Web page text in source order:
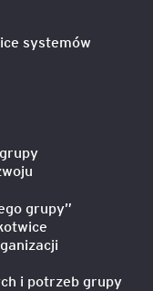
systemów
grupy”
i potrzeb grupy